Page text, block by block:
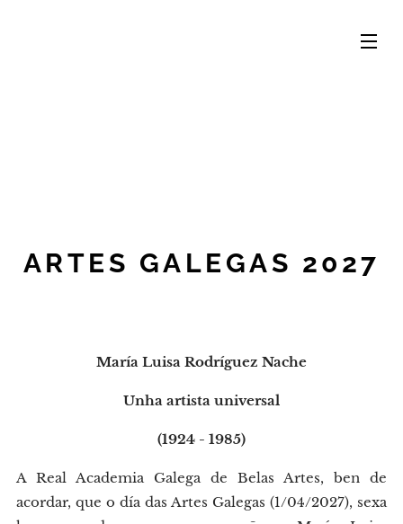
ARTES GALEGAS 2027
María Luisa Rodríguez Nache
Unha artista universal
(1924 - 1985)
A Real Academia Galega de Belas Artes, ben de
acordar, que o día das Artes Galegas (1/04/2027), sexa